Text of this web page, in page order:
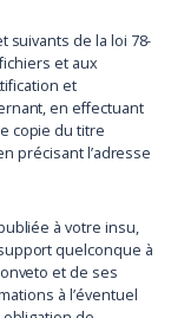
suivants de la loi 78-
et aux
et
en effectuant
copie du titre
précisant l’adresse
à votre insu,
quelconque à
et de ses
à l’éventuel